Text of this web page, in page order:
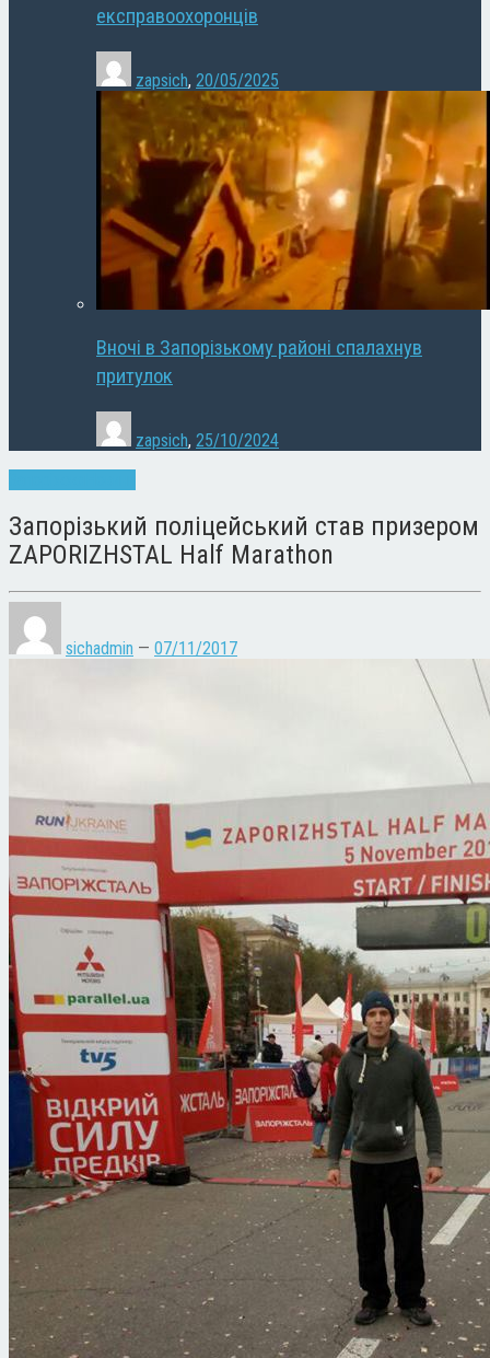
експравоохоронців
zapsich, 20/05/2025
Вночі в Запорізькому районі спалахнув
притулок
zapsich, 25/10/2024
Запорізький поліцейський став призером
ZAPORIZHSTAL Half Marathon
sichadmin — 07/11/2017